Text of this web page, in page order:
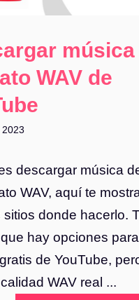
música
WAV de
descargar música
WAV, aquí te
sitios donde hacerlo.
hay opciones
de YouTube,
WAV real ...